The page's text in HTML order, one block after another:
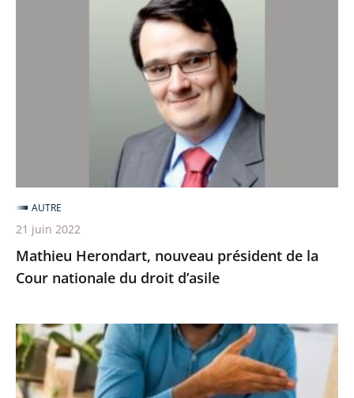
droit
d’asile
Mathieu Herondart, nouveau président de la
Cour nationale du droit d’asile
AUTRE
21 juin 2022
Retour
sur
5